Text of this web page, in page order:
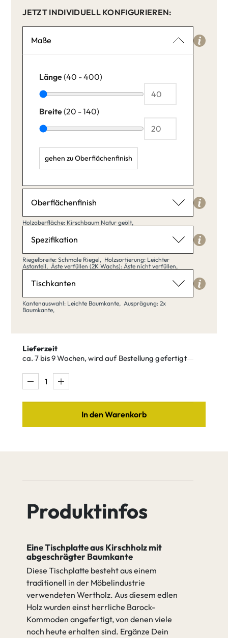
JETZT INDIVIDUELL KONFIGURIEREN:
Maße
Länge(40 - 400)
Breite(20 - 140)
gehen zu Oberflächenfinish
Oberflächenfinish
Holzoberfläche
Kirschbaum Natur geölt
Natur geölt
klar matt
lackiert
Holzoberfläche: Kirschbaum Natur geölt,
Spezifikation
Riegelbreite
Schmale Riegel
Riegel
Holzsortierung
Leichter Astanteil
Äste verfüllen (2K Wachs)
Äste nicht verfüllen
Äste nicht
verfüllen
Äste verfüllen
(2K Wachs)
gehen zu Tischkanten
Riegelbreite: Schmale Riegel, Holzsortierung: Leichter
Astanteil,Äste verfüllen (2K Wachs): Äste nicht verfüllen,
Tischkanten
Kantenauswahl
Leichte Baumkante
Baumkante
Kantenauswahl: Leichte Baumkante,Ausprägung: 2x
Baumkante,
Lieferzeit
ca. 7 bis 9 Wochen, wird auf Bestellung gefertigt
In den Warenkorb
Produktinfos
Eine Tischplatte aus Kirschholz mit
abgeschrägter Baumkante
Diese Tischplatte besteht aus einem
traditionell in der Möbelindustrie
verwendeten Wertholz. Aus diesem edlen
Holz wurden einst herrliche Barock-
Kommoden angefertigt, von denen viele
noch heute erhalten sind. Ergänze Dein